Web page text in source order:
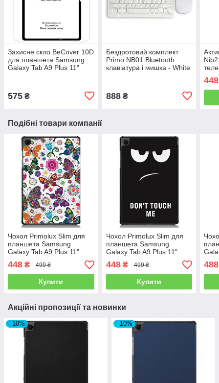
Захисне скло BeCover 10D
для планшета Samsung
Galaxy Tab A9 Plus 11"
575 ₴
Бездротовий комплект
Primo NB01 Bluetooth
клавіатура і мишка - White
888₴
448
Подібні товари компанії
Чохол Primolux Slim для
планшета Samsung
Galaxy Tab A9 Plus 11"
(SM-X210 / SM-X215 / SM-
X216) - Butterfly
448 ₴ 499 ₴
Купити
Чохол Primolux Slim для
планшета Samsung
Galaxy Tab A9 Plus 11"
(SM-X210 / SM-X215 / SM-
X216) - Don`t Touch
448₴ 499 ₴
Купити
488
Акційні пропозиції та новинки
–10% –10%